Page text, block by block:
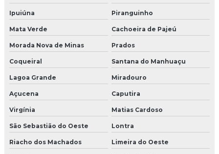
Ipuiúna Piranguinho
Mata Verde Cachoeira de Pajeú
Morada Nova de Minas Prados
Coqueiral Santana do Manhuaçu
Lagoa Grande Miradouro
Açucena Caputira
Virgínia Matias Cardoso
São Sebastião do Oeste Lontra
Riacho dos Machados Limeira do Oeste